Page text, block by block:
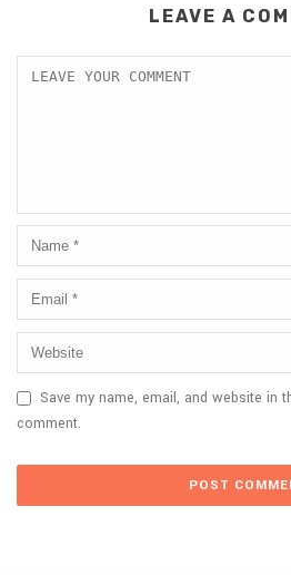
LEAVE A
Save my name, email, and website in
comment.